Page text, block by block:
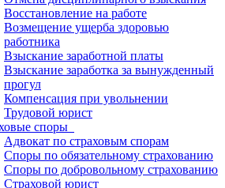
Восстановление на работе
Возмещение ущерба здоровью
работника
Взыскание заработной платы
Взыскание заработка за вынужденный
прогул
Компенсация при увольнении
Трудовой юрист
споры
Адвокат по страховым спорам
Споры по обязательному страхованию
Споры по добровольному страхованию
Страховой юрист